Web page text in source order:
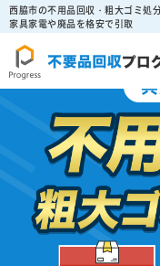
西脇市の不用品回収・粗大ゴミ処
家具家電や廃品を格安で引取